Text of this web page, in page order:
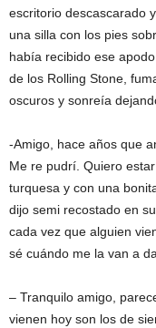
escritorio descascarado
una silla con los pies
había recibido ese
de los Rolling Stone,
oscuros y sonreía
-Amigo, hace años que
Me re pudrí. Quiero
turquesa y con una
dijo semi recostado en
cada vez que alguien
sé cuándo me la van a
– Tranquilo amigo,
vienen hoy son los de